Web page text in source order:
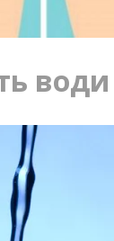
води